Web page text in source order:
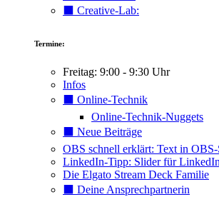
⬛️ Creative-Lab:
Termine:
Freitag: 9:00 - 9:30 Uhr
Infos
⬛️ Online-Technik
Online-Technik-Nuggets
⬛️ Neue Beiträge
OBS schnell erklärt: Text in OBS-
LinkedIn-Tipp: Slider für
Die Elgato Stream Deck Familie
⬛️ Deine Ansprechpartnerin